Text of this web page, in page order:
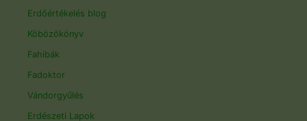
Erdőértékelés blog
Köbözőkönyv
Fahibák
Fadoktor
Vándorgyűlés
Erdészeti Lapok